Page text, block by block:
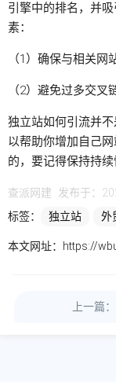
引擎中的排名，并
素：
（1）确保与相关网
（2）避免过多交叉
独立站如何引流并
以帮助你增加自己
的，要记得保持持续
查派网建
发布于：
标签：
独立站 外
本文网址： https://
上一篇：